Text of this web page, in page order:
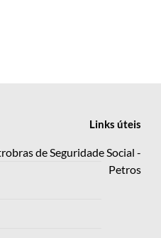
Links úteis
de Seguridade Social -
Petros